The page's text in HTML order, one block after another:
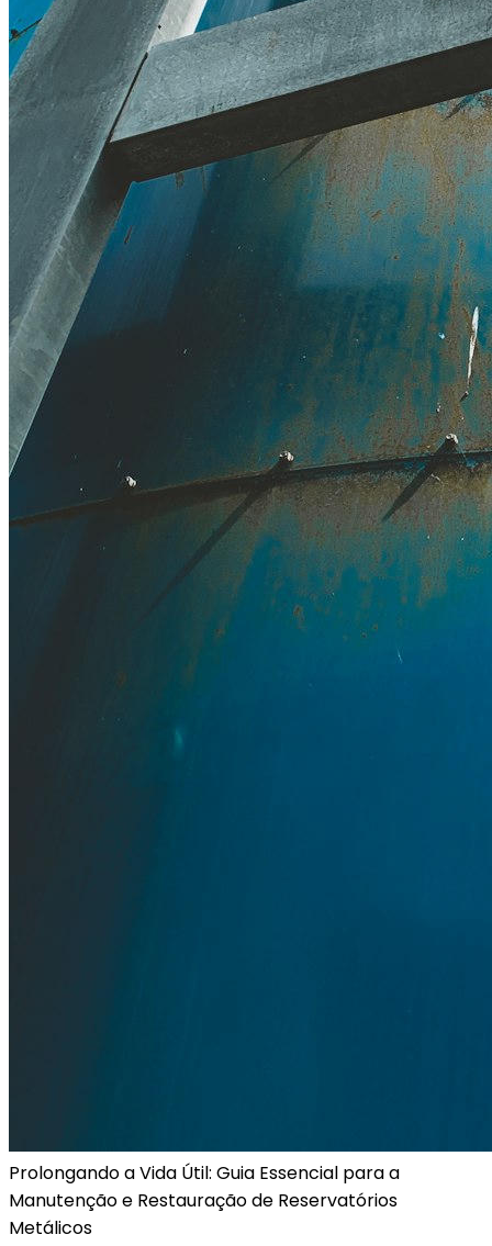
ProlongandoaVida Útil: Guia Essencial paraa
Manutençãoe Restauraçãode Reservatórios
Metálicos